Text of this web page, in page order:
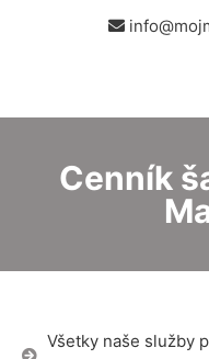
Cenník
Všetky naše služby